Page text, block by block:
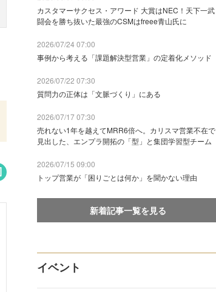
カスタマーサクセス・アワード 大賞はNEC！天下一武
闘会を勝ち抜いた最強のCSMはfreee青山氏に
2026/07/24 07:00
事例から考える「課題解決型営業」の定着化メソッド
2026/07/22 07:30
質問力の正体は「文脈づくり」にある
2026/07/17 07:30
売れない1年を越えてMRR6倍へ。カリスマ営業不在で
見出した、エンプラ開拓の「型」と集団学習型チーム
2026/07/15 09:00
トップ営業が「困りごとは何か」を聞かない理由
新着記事一覧を見る
イベント